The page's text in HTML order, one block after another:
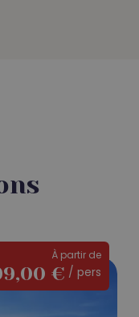
À partir de
€ / pers